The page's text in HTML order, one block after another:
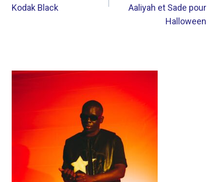
Kodak Black
Aaliyah et Sade pour
Halloween